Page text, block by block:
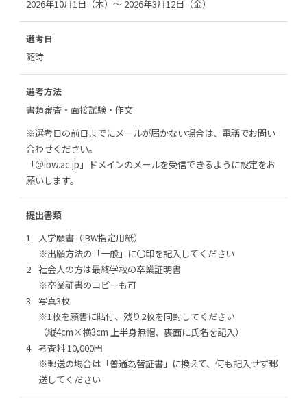
2026年10月1日（木）～ 2026年3月12日（金）
選考日
随時
選考方法
書類審査・面接試験・作文
※選考日の前日までにメールが届かない場合は、電話でお問い
合わせください。
「＠ibw.ac.jp」ドメインのメールを受信できるように設定をお
願いします。
提出書類
入学願書（IBW指定用紙）
※出願方法の「一般」に〇印を記入してください
社会人の方は最終学校の卒業証明書
※卒業証書のコピーも可
写真3枚
※1枚を願書に貼付、残り2枚を同封してください
（縦4cm×横3cm 上半身無帽、裏面に氏名を記入）
考査料 10,000円
※郵送の場合は「普通為替証書」に換えて、何も記入せず郵
送してください